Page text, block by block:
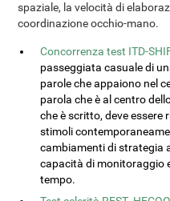
spaziale, la velocità di
coordinazione occhio-mano.
Concorrenza test ITD-
passeggiata casuale di
parole che appaiono nel
parola che è al centro
che è scritto, deve
stimoli
cambiamenti di strategia
capacità di monitoraggio
tempo.